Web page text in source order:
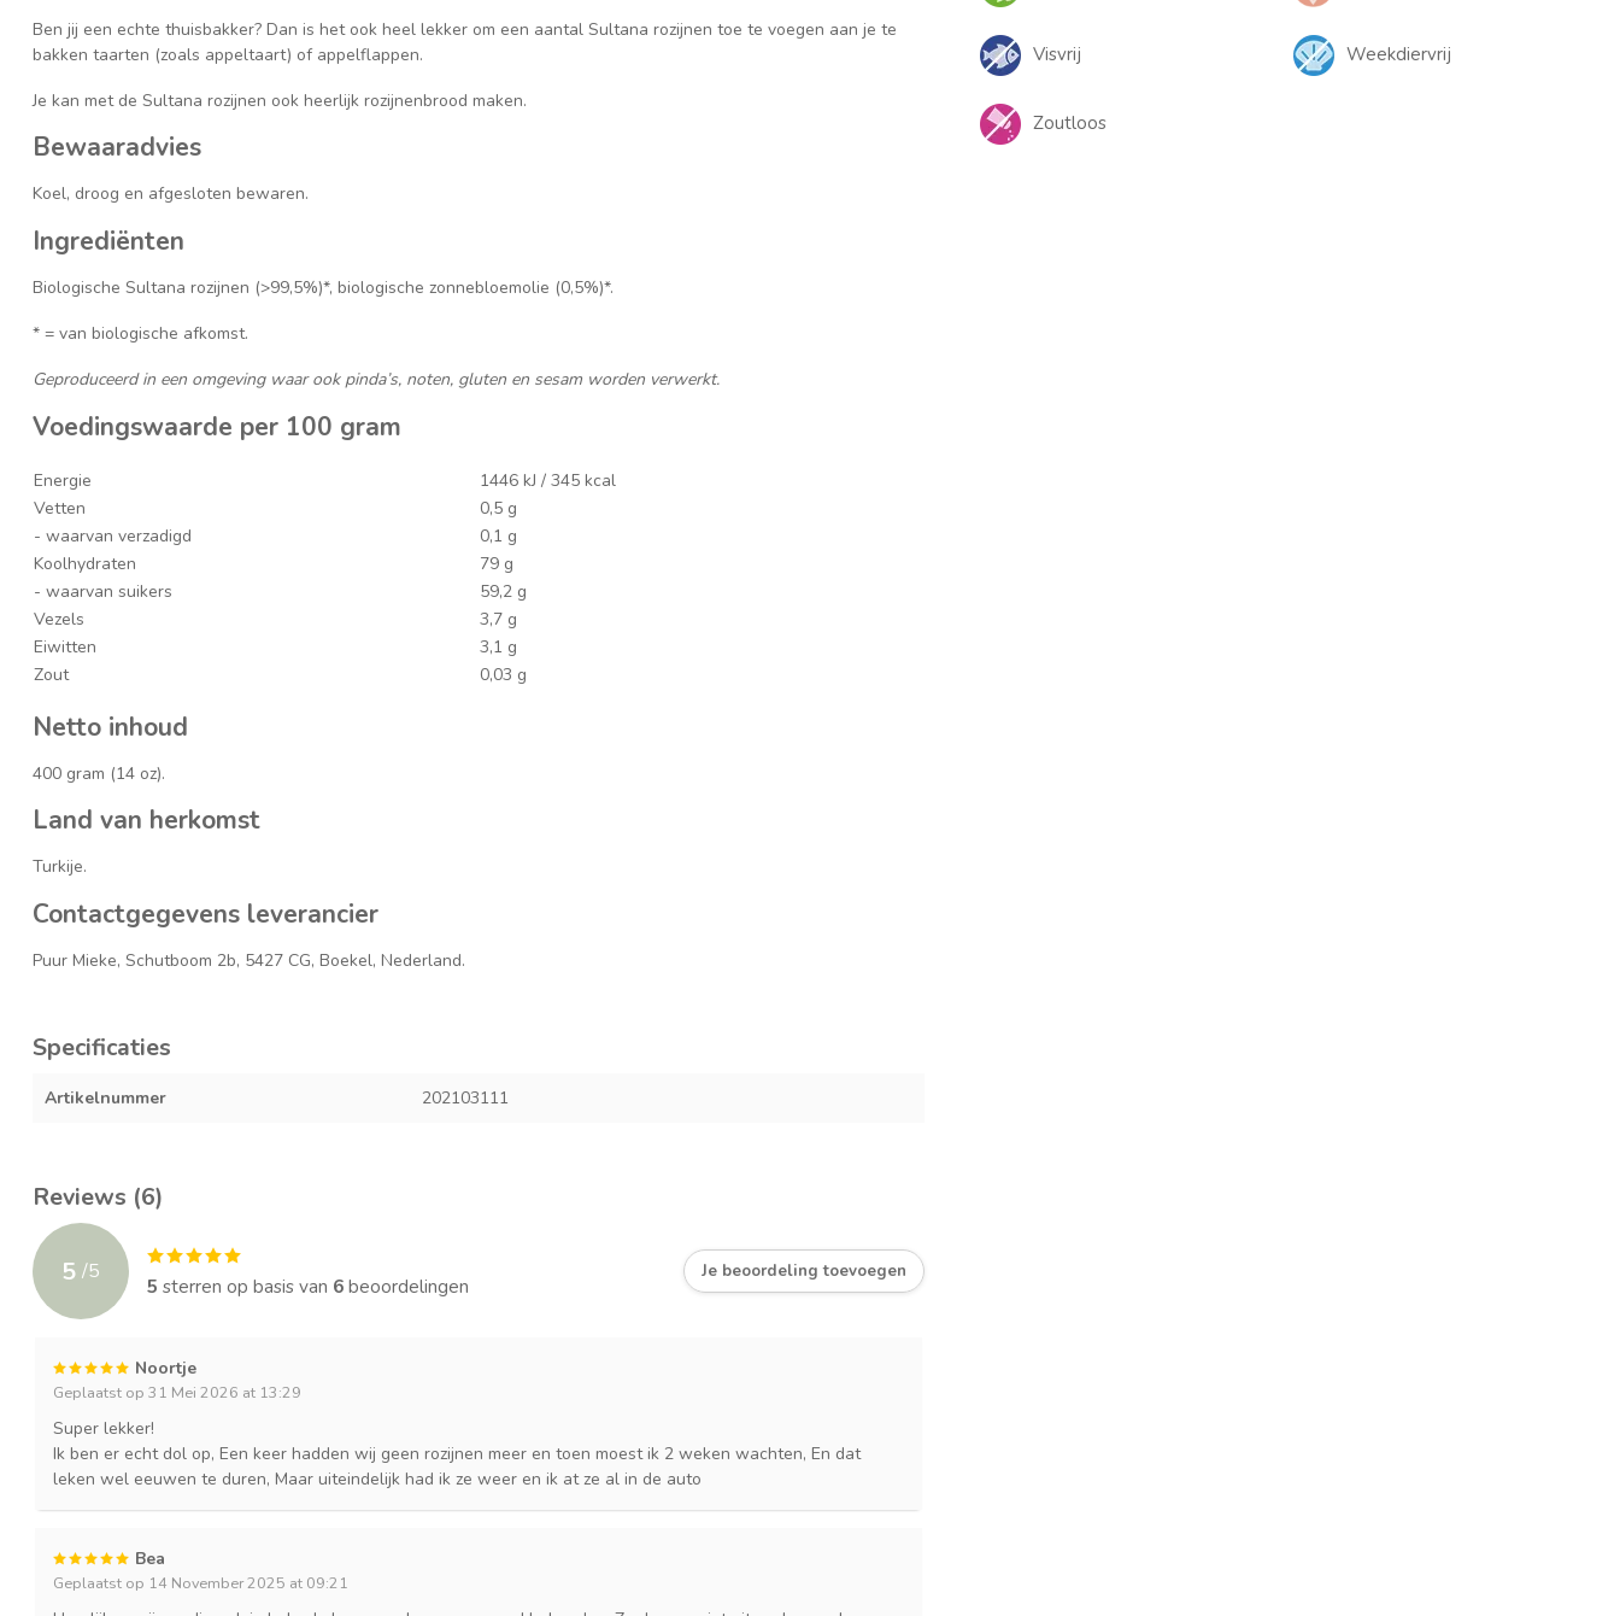
Ben jij een echte thuisbakker? Dan is het ook heel lekker om een aantal Sultana rozijnen toe te voegen aan je te
bakken taarten (zoals appeltaart) of appelflappen.
Je kan met de Sultana rozijnen ook heerlijk rozijnenbrood maken.
Bewaaradvies
Koel, droog en afgesloten bewaren.
Ingrediënten
Biologische Sultana rozijnen (>99,5%)*, biologische zonnebloemolie (0,5%)*.
* = van biologische afkomst.
Geproduceerd in een omgeving waar ook pinda’s, noten, gluten en sesam worden verwerkt.
Voedingswaarde per 100 gram
Energie
1446 kJ / 345 kcal
Vetten
0,5 g
- waarvan verzadigd
0,1 g
Koolhydraten
79 g
- waarvan suikers
59,2 g
Vezels
3,7 g
Eiwitten
3,1 g
Zout
0,03 g
Netto inhoud
400 gram (14 oz).
Land van herkomst
Turkije.
Contactgegevens leverancier
Puur Mieke, Schutboom 2b, 5427 CG, Boekel, Nederland.
Specificaties
Artikelnummer 202103111
Reviews (6)
5 /5
5 sterren op basis van 6beoordelingen
Je beoordeling toevoegen
Noortje
Geplaatst op 31 Mei 2026 at 13:29
Super lekker!
Ik ben er echt dol op, Een keer hadden wij geen rozijnen meer en toen moest ik 2 weken wachten, En dat
leken wel eeuwen te duren, Maar uiteindelijk had ik ze weer en ik at ze al in de auto
Bea
Geplaatst op 14 November 2025 at 09:21
Visvrij Weekdiervrij
Zoutloos